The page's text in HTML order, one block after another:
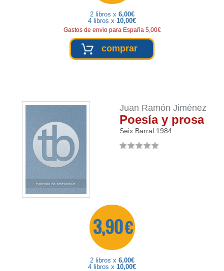
2 libros x 6,00€
4 libros x 10,00€
Gastos de envio para España 5,00€
comprar
Juan Ramón Jiménez
Poesía y prosa
Seix Barral 1984
3,90 €
2 libros x 6,00€
4 libros x 10,00€